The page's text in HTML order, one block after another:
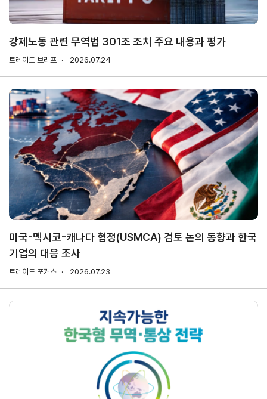
국제무
역통상
연구원
소개
소부장산업
공급망센터
통상뉴스
수입규제
무역통
계
국내통계
해외통계
IMF
세계통계
관세/
비관세
FAQ
지원·사업
KITA
발급
수출역
AI
빅데이
터
맞춤분
석
trade
입점
강제노동 관련 무역법 301조 조치 주요 내용과 평가
트레이드 브리프 2026.07.24
미국-멕시코-캐나다 협정(USMCA) 검토 논의 동향과 한국
기업의 대응 조사
트레이드 포커스 2026.07.23